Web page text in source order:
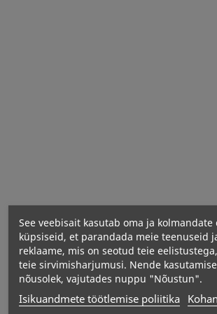
See veebisait kasutab oma ja kolmandate
küpsiseid, et parandada meie teenuseid
reklaame, mis on seotud teie
teie sirvimisharjumusi. Nende
nõusolek, vajutades nuppu "Nõustun".
Isikuandmete töötlemise poliitika